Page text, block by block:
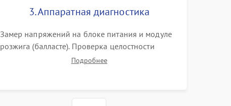
3. Аппаратная диагностика
Замер напряжений на блоке питания и модуле
розжига (балласте). Проверка целостности
цветового колеса (DLP) или поляризаторов (LCD).
Подробнее